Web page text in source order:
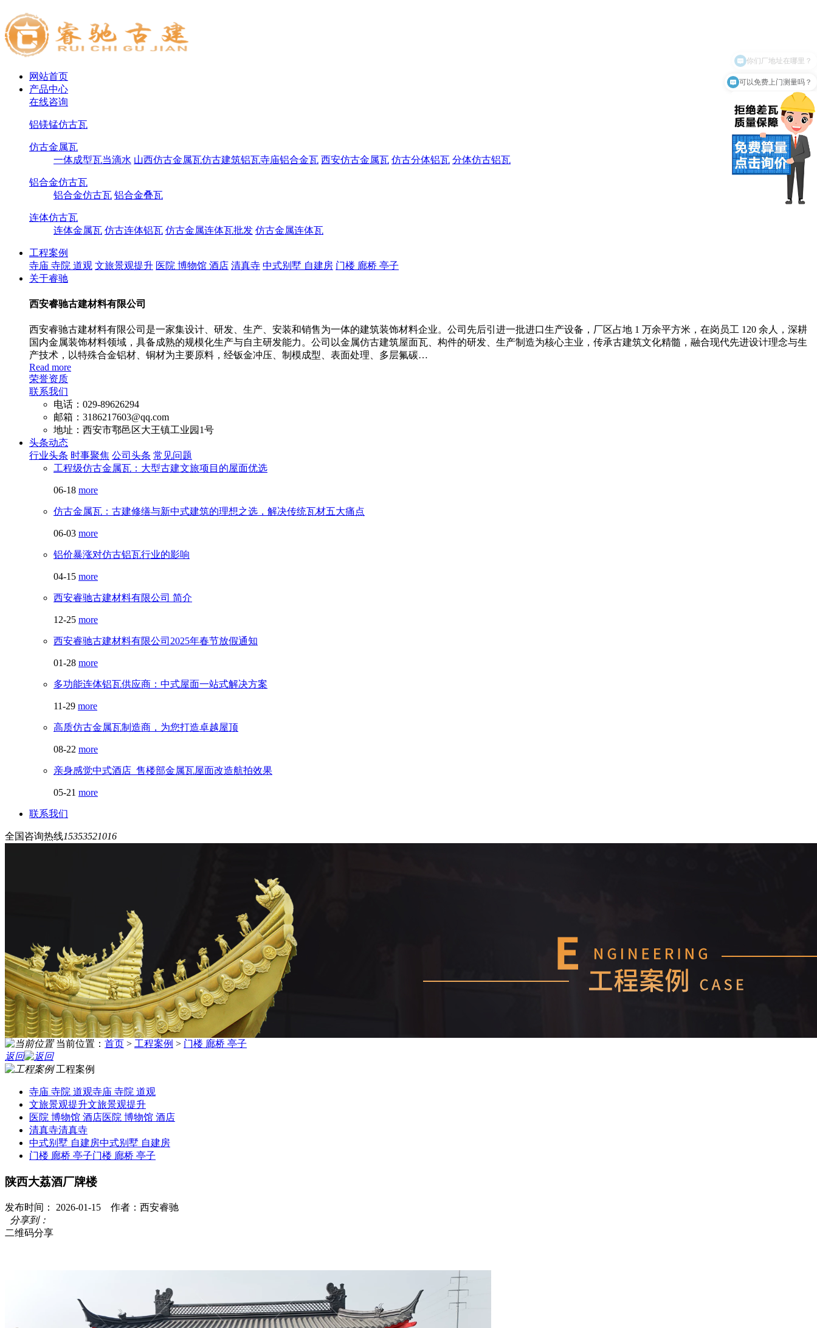
网站首页
产品中心
在线咨询
铝镁锰仿古瓦
仿古金属瓦
一体成型瓦当滴水 山西仿古金属瓦仿古建筑铝瓦寺庙铝合金瓦 西安仿古金属瓦 仿古分体铝瓦 分体仿古铝瓦
铝合金仿古瓦
铝合金仿古瓦 铝合金叠瓦
连体仿古瓦
连体金属瓦 仿古连体铝瓦 仿古金属连体瓦批发 仿古金属连体瓦
工程案例
寺庙 寺院 道观 文旅景观提升 医院 博物馆 酒店 清真寺 中式别墅 自建房 门楼 廊桥 亭子
关于睿驰
西安睿驰古建材料有限公司
西安睿驰古建材料有限公司是一家集设计、研发、生产、安装和销售为一体的建筑装饰材料企业。公司先后引进一批进口生产设备，厂区占地 1 万余平方米，在岗员工 120 余人，深耕
国内金属装饰材料领域，具备成熟的规模化生产与自主研发能力。公司以金属仿古建筑屋面瓦、构件的研发、生产制造为核心主业，传承古建筑文化精髓，融合现代先进设计理念与生
产技术，以特殊合金铝材、铜材为主要原料，经钣金冲压、制模成型、表面处理、多层氟碳…
Read more
荣誉资质
联系我们
电话：029-89626294
邮箱：3186217603@qq.com
地址：西安市鄠邑区大王镇工业园1号
头条动态
行业头条 时事聚焦 公司头条 常见问题
工程级仿古金属瓦：大型古建文旅项目的屋面优选
06-18 more
仿古金属瓦：古建修缮与新中式建筑的理想之选，解决传统瓦材五大痛点
06-03 more
铝价暴涨对仿古铝瓦行业的影响
04-15 more
西安睿驰古建材料有限公司 简介
12-25 more
西安睿驰古建材料有限公司2025年春节放假通知
01-28 more
多功能连体铝瓦供应商：中式屋面一站式解决方案
11-29 more
高质仿古金属瓦制造商，为您打造卓越屋顶
08-22 more
亲身感觉中式酒店_售楼部金属瓦屋面改造航拍效果
05-21 more
联系我们
全国咨询热线15353521016
当前位置： 首页 > 工程案例 > 门楼 廊桥 亭子
返回
工程案例
寺庙 寺院 道观寺庙 寺院 道观
文旅景观提升文旅景观提升
医院 博物馆 酒店医院 博物馆 酒店
清真寺清真寺
中式别墅 自建房中式别墅 自建房
门楼 廊桥 亭子门楼 廊桥 亭子
陕西大荔酒厂牌楼
发布时间： 2026-01-15 作者：西安睿驰
分享到：
二维码分享
可以免费上门测量吗？